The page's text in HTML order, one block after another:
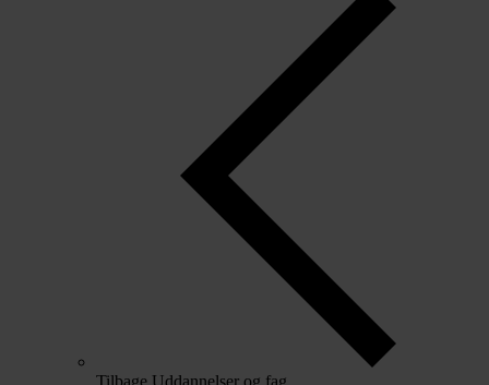
Tilbage Uddannelser og fag